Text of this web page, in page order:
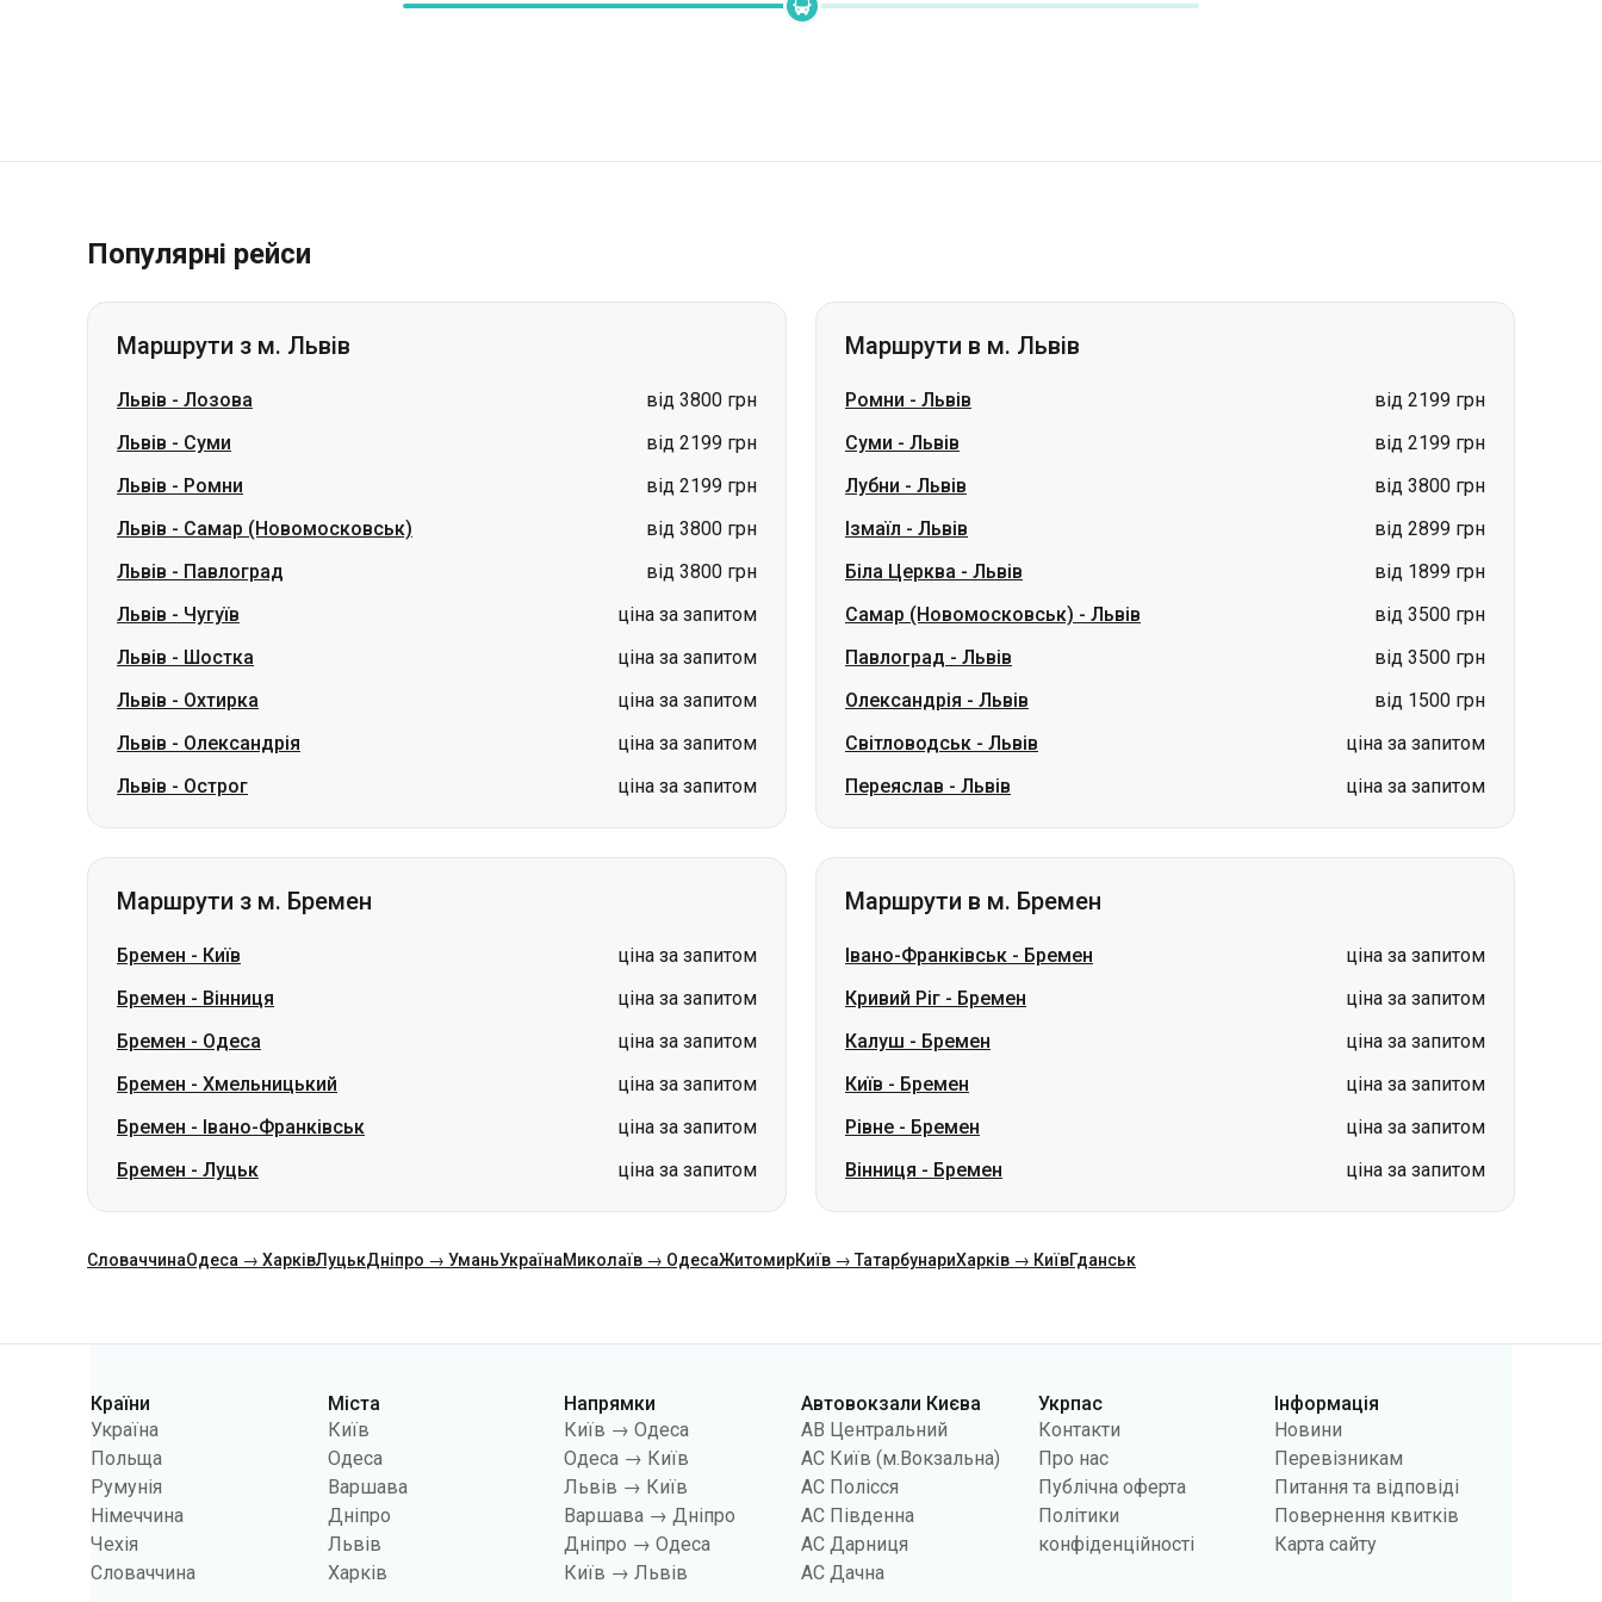
Популярні рейси
Маршрути з м. Львів
Львів - Лозова
від 3800 грн
Львів - Суми
від 2199 грн
Львів - Ромни
від 2199 грн
Львів - Самар (Новомосковськ)
від 3800 грн
Львів - Павлоград
від 3800 грн
Львів - Чугуїв
ціна за запитом
Львів - Шостка
ціна за запитом
Львів - Охтирка
ціна за запитом
Львів - Олександрія
ціна за запитом
Львів - Острог ціна за запитом
Маршрути в м. Львів
Ромни - Львів
від 2199 грн
Суми - Львів
від 2199 грн
Лубни - Львів
від 3800 грн
Ізмаїл - Львів
від 2899 грн
Біла Церква - Львів
від 1899 грн
Самар (Новомосковськ) - Львів
від 3500 грн
Павлоград - Львів
від 3500 грн
Олександрія - Львів
від 1500 грн
Світловодськ - Львів
ціна за запитом
Переяслав - Львів ціна за запитом
Маршрути з м. Бремен
Бремен - Київ
ціна за запитом
Бремен - Вінниця
ціна за запитом
Бремен - Одеса
ціна за запитом
Бремен - Хмельницький
ціна за запитом
Бремен - Івано-Франківськ
ціна за запитом
Бремен - Луцьк ціна за запитом
Маршрути в м. Бремен
Івано-Франківськ - Бремен
ціна за запитом
Кривий Ріг - Бремен
ціна за запитом
Калуш - Бремен
ціна за запитом
Київ - Бремен
ціна за запитом
Рівне - Бремен
ціна за запитом
Вінниця - Бремен ціна за запитом
СловаччинаОдеса → ХарківЛуцькДніпро → УманьУкраїнаМиколаїв → ОдесаЖитомирКиїв → ТатарбунариХарків → КиївГданськ
Категорії
Країни
Україна
Польща
Румунія
Німеччина
Чехія
Словаччина
Міста
Київ
Одеса
Варшава
Дніпро
Львів
Харків
Напрямки
Київ → Одеса
Одеса → Київ
Львів → Київ
Варшава → Дніпро
Дніпро → Одеса
Київ → Львів
Автовокзали Києва
АВ Центральний
АС Київ (м.Вокзальна)
АС Полісся
АС Південна
АС Дарниця
АС Дачна
Укрпас
Контакти
Про нас
Публічна оферта
Політики
конфіденційності
Інформація
Новини
Перевізникам
Питання та відповіді
Повернення квитків
Карта сайту